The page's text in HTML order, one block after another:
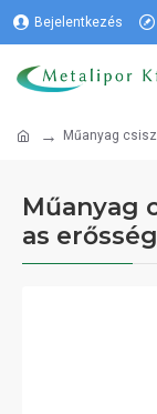
Bejelentkezés
Műanyag
Műanyag
as